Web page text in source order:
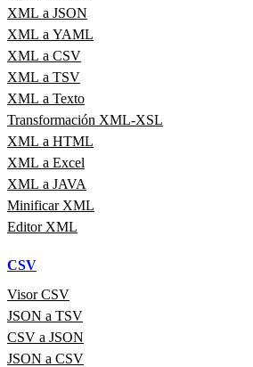
XML a JSON
XML a YAML
XML a CSV
XML a TSV
XML a Texto
Transformación XML-XSL
XML a HTML
XML a Excel
XML a JAVA
Minificar XML
Editor XML
CSV
Visor CSV
JSON a TSV
CSV a JSON
JSON a CSV